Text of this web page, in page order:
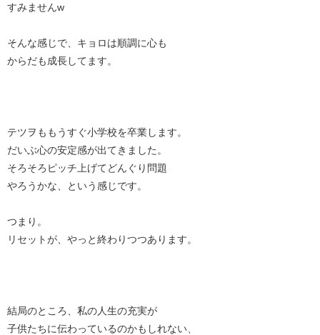
すみませんw
そんな感じで、キョロは順調に心も
からだも成長してます。
テツヲももうすぐ小学校を卒業します。
だいぶ心の安定感が出てきました。
そろそろピッチ上げてどんぐり問題
やろうかな、という感じです。
つまり。
リセットが、やっと終わりつつあります。
結局のところ、私の人生の充実が
子供たちに伝わっているのかもしれない、